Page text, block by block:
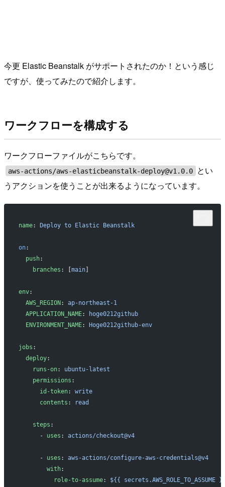
今更 Elastic Beanstalk がサポートされたのか！という感じ
ですが、使ってみたので紹介します。
ワークフローを構成する
ワークフローファイルがこちらです。
aws-actions/aws-elasticbeanstalk-deploy@v1.0.0
とい
うアクションを使うことが出来るようになっています。
name: Deploy to Elastic Beanstalk
on:
  push
:
    branches
: [ main]
env:
  AWS_REGION
: ap-northeast-1
  APPLICATION_NAME
:
hoge0212github
  ENVIRONMENT_NAME
: Hoge0212github-env
jobs :
  deploy
:
    runs-on
: ubuntu-latest
    permissions
:
      id-token
: write
      contents
: read
    steps
:
      -
uses : actions/checkout@v4
      -
uses : aws-actions/configure-aws-credentials@v4
        with
:
          role-to-assume
: ${{ secrets.AWS_ROLE_TO_ASSUME